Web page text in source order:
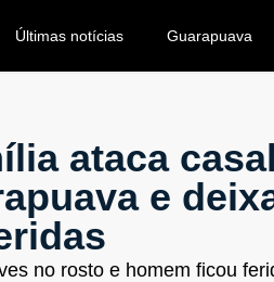
Últimas notícias Guarapuava
ataca
e
no rosto e homem ficou